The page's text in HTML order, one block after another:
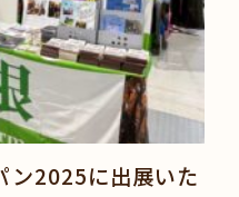
ン2025に出展いた